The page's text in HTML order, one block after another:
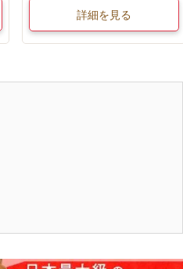
詳細を見る